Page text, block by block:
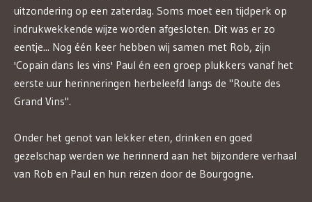
uitzondering op een zaterdag. Soms moet een tijdperk op
indrukwekkende wijze worden afgesloten. Dit was er zo
eentje... Nog één keer hebben wij samen met Rob, zijn
'Copain dans les vins' Paul én een groep plukkers vanaf het
eerste uur herinneringen herbeleefd langs de "Route des
Grand Vins".
Onder het genot van lekker eten, drinken en goed
gezelschap werden we herinnerd aan het bijzondere verhaal
van Rob en Paul en hun reizen door de Bourgogne.